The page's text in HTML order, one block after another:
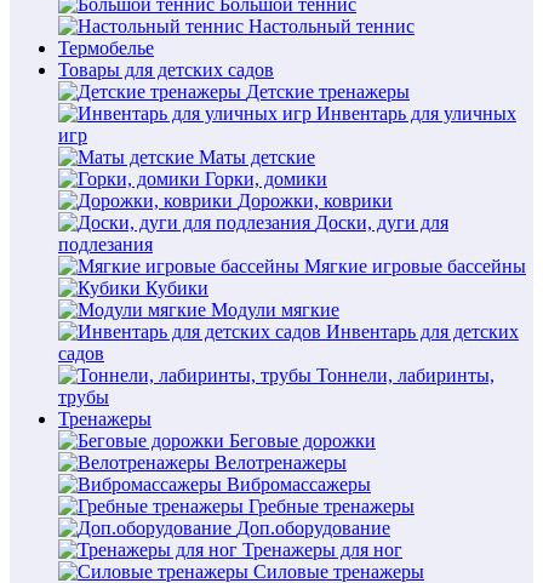
Большой теннис
Настольный теннис
Термобелье
Товары для детских садов
Детские тренажеры
Инвентарь для уличных
игр
Маты детские
Горки, домики
Дорожки, коврики
Доски, дуги для
подлезания
Мягкие игровые бассейны
Кубики
Модули мягкие
Инвентарь для детских
садов
Тоннели, лабиринты,
трубы
Тренажеры
Беговые дорожки
Велотренажеры
Вибромассажеры
Гребные тренажеры
Доп.оборудование
Тренажеры для ног
Силовые тренажеры